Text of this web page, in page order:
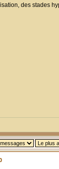
des stades